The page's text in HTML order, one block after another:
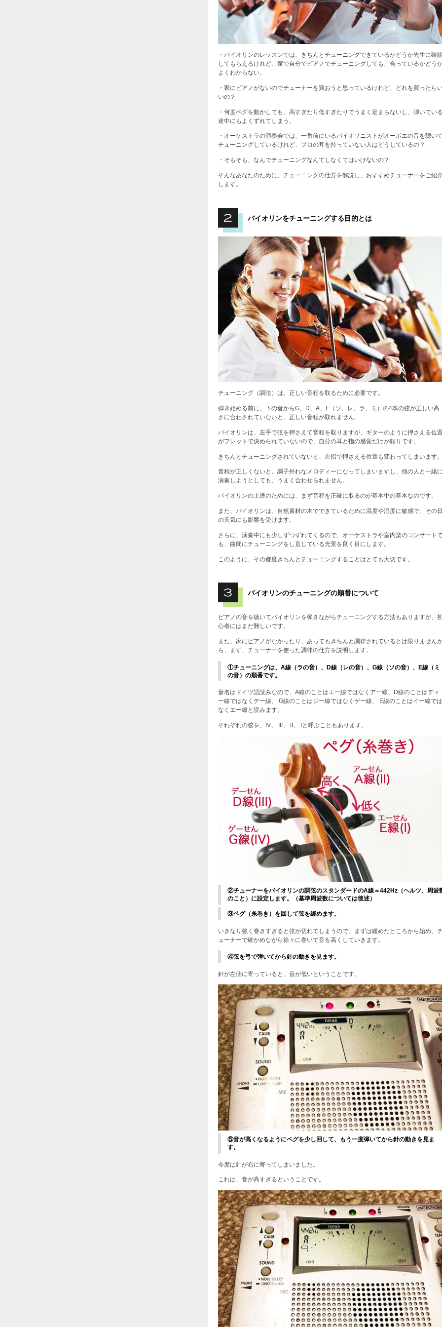
・バイオリンのレッスンでは、きちんとチューニングできているかどうか先生に確
してもらえるけれど、家で自分でピアノでチューニングしても、合っているかどう
よくわからない。
・家にピアノがないのでチューナーを買おうと思っているけれど、どれを買ったら
いの？
・何度ペグを動かしても、高すぎたり低すぎたりでうまく定まらないし、弾いてい
途中にもよくずれてしまう。
・オーケストラの演奏会では、一番前にいるバイオリニストがオーボエの音を聴い
チューニングしているけれど、プロの耳を持っていない人はどうしているの？
・そもそも、なんでチューニングなんてしなくてはいけないの？
そんなあなたのために、チューニングの仕方を解説し、おすすめチューナーをご紹
します。
バイオリンをチューニングする目的とは
チューニング（調弦）は、正しい音程を取るために必要です。
弾き始める前に、下の音からG、D、A、E（ソ、レ、ラ、ミ）の4本の弦が正しい高
さに合わされていないと、正しい音程が取れません。
バイオリンは、左手で弦を押さえて音程を取りますが、ギターのように押さえる位
がフレットで決められていないので、自分の耳と指の感覚だけが頼りです。
きちんとチューニングされていないと、左指で押さえる位置も変わってしまいます
音程が正しくないと、調子外れなメロディーになってしまいますし、他の人と一緒
演奏しようとしても、うまく合わせられません。
バイオリンの上達のためには、まず音程を正確に取るのが基本中の基本なのです。
また、バイオリンは、自然素材の木でできているために温度や湿度に敏感で、その
の天気にも影響を受けます。
さらに、演奏中にも少しずつずれてくるので、オーケストラや室内楽のコンサート
も、曲間にチューニングをし直している光景を良く目にします。
このように、その都度きちんとチューニングすることはとても大切です。
バイオリンのチューニングの順番について
ピアノの音を聴いてバイオリンを弾きながらチューニングする方法もありますが、
心者にはまだ難しいです。
また、家にピアノがなかったり、あってもきちんと調律されているとは限りません
ら、まず、チューナーを使った調律の仕方を説明します。
①チューニングは、A線（ラの音）、D線（レの音）、G線（ソの音）、E線（ミ
の音）の順番です。
音名はドイツ語読みなので、A線のことはエー線ではなくアー線、D線のことはディ
ー線ではなくデー線、 G線のことはジー線ではなくゲー線、 E線のことはイー線では
なくエー線と読みます。
それぞれの弦を、IV、 III、 II、 Iと呼ぶこともあります。
②チューナーをバイオリンの調弦のスタンダードのA線＝442Hz（ヘルツ、周波
のこと）に設定します。（基準周波数については後述）
③ペグ（糸巻き）を回して弦を緩めます。
いきなり強く巻きすぎると弦が切れてしまうので、まずは緩めたところから始め、
ューナーで確かめながら徐々に巻いて音を高くしていきます。
④弦を弓で弾いてから針の動きを見ます。
針が左側に寄っていると、音が低いということです。
⑤音が高くなるようにペグを少し回して、もう一度弾いてから針の動きを見ま
す。
今度は針が右に寄ってしまいました。
これは、音が高すぎるということです。